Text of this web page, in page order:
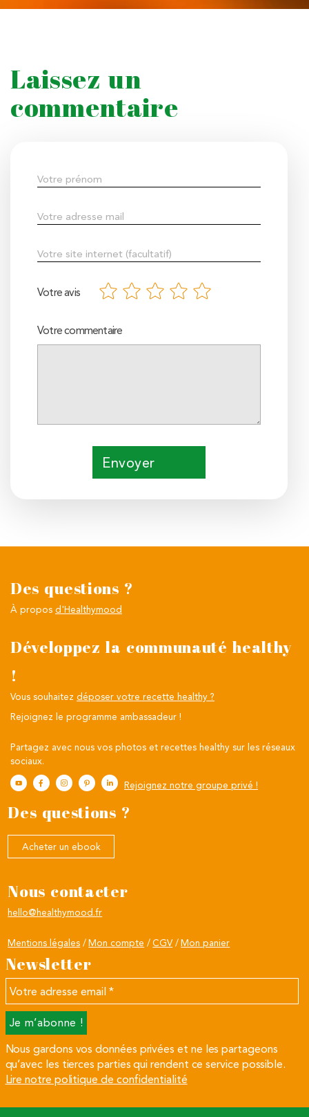
Laissez un
commentaire
Votre avis
Votre commentaire
Envoyer
Des questions ?
À propos d'Healthymood
Développez la communauté healthy
!
Vous souhaitez déposer votre recette healthy ?
Rejoignez le programme ambassadeur !
Partagez avec nous vos photos et recettes healthy sur les réseaux
sociaux.
Rejoignez notre groupe privé !
Des questions ?
Acheter un ebook
Nous contacter
hello@healthymood.fr
Mentions légales Mon compte CGV Mon panier
Newsletter
Votre
email
Nous gardons vos données privées et ne les partageons
qu’avec les tierces parties qui rendent ce service possible.
Lire notre politique de confidentialité